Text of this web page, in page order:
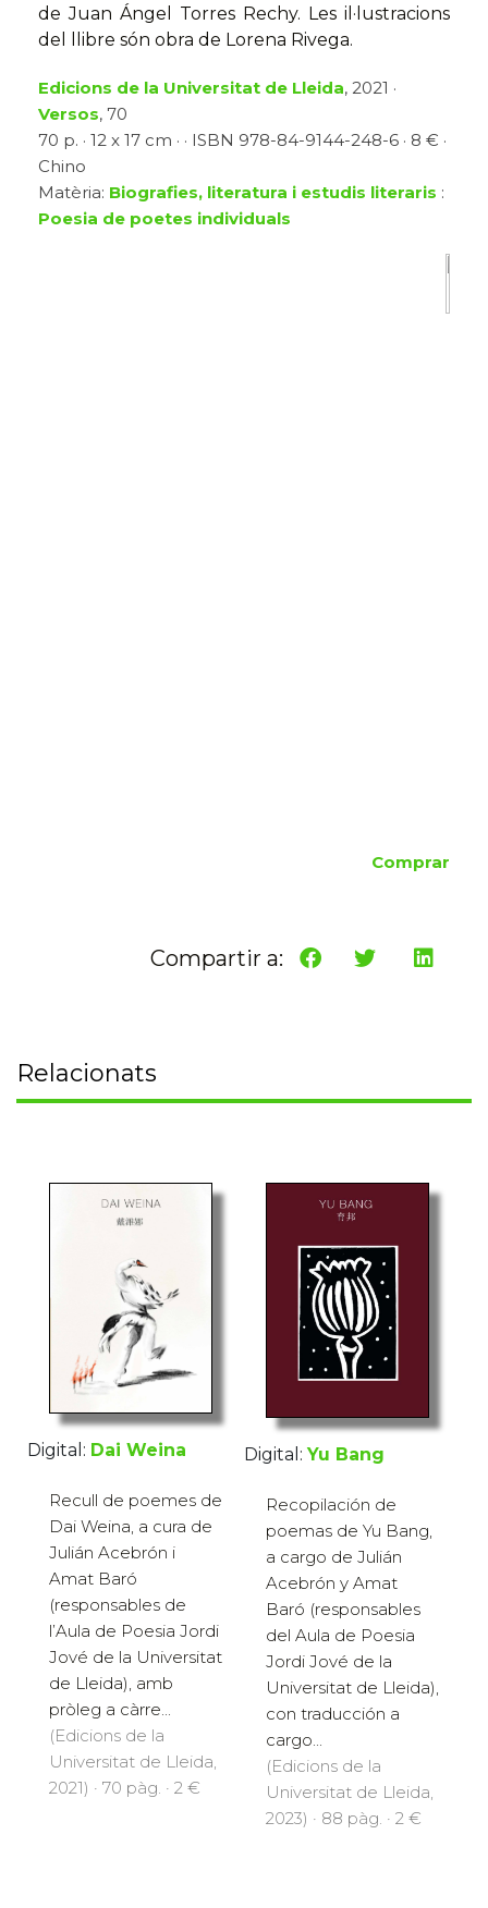
de Juan Ángel Torres Rechy. Les il·lustracions
del llibre són obra de Lorena Rivega.
Edicions de la Universitat de Lleida, 2021 ·
Versos, 70
70 p. · 12 x 17 cm · · ISBN 978-84-9144-248-6 · 8 € ·
Chino
Matèria: Biografies, literatura i estudis literaris :
Poesia de poetes individuals
Comprar
Compartir a:
Relacionats
Digital: Dai Weina
Recull de poemes de
Dai Weina, a cura de
Julián Acebrón i
Amat Baró
(responsables de
l’Aula de Poesia Jordi
Jové de la Universitat
de Lleida), amb
pròleg a càrre...
(Edicions de la
Universitat de Lleida,
2021) · 70 pàg. · 2 €
Digital: Yu Bang
Recopilación de
poemas de Yu Bang,
a cargo de Julián
Acebrón y Amat
Baró (responsables
del Aula de Poesia
Jordi Jové de la
Universitat de Lleida),
con traducción a
cargo...
(Edicions de la
Universitat de Lleida,
2023) · 88 pàg. · 2 €